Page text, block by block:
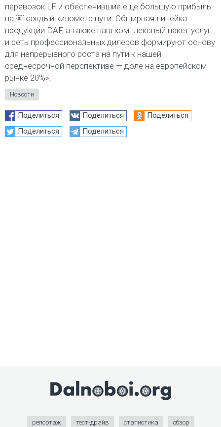
перевозок LF и обеспечившие еще большую прибыль
на ￼каждый километр пути. Обширная линейка
продукции DAF, а также наш комплексный пакет услуг
и сеть профессиональных дилеров формируют основу
для непрерывного роста на пути к нашей
среднесрочной перспективе — доле на европейском
рынке 20%».
Новости
Поделиться Поделиться
Поделиться
Поделиться
Поделиться
репортаж тест-драйв статистика обзор